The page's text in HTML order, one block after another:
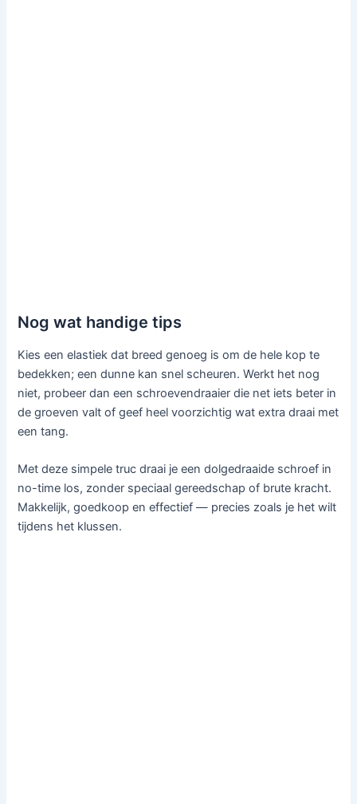
Nog wat handige tips
Kies een elastiek dat breed genoeg is om de hele kop te
bedekken; een dunne kan snel scheuren. Werkt het nog
niet, probeer dan een schroevendraaier die net iets beter in
de groeven valt of geef heel voorzichtig wat extra draai met
een tang.
Met deze simpele truc draai je een dolgedraaide schroef in
no-time los, zonder speciaal gereedschap of brute kracht.
Makkelijk, goedkoop en effectief — precies zoals je het wilt
tijdens het klussen.